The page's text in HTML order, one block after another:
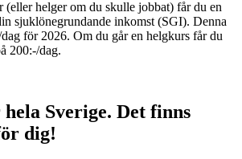
(eller helger om du skulle jobbat) får du en
sjuklönegrundande inkomst (SGI). Denna
för 2026. Om du går en helgkurs får du
200:-/dag.
Sverige. Det finns
dig!